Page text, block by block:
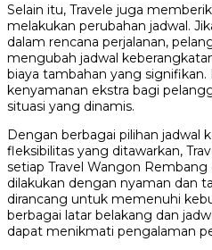
Selain itu, Travele juga
melakukan perubahan jadwal.
dalam rencana perjalanan,
mengubah jadwal
biaya tambahan yang
kenyamanan ekstra bagi
situasi yang dinamis.
Dengan berbagai pilihan jadwal
fleksibilitas yang ditawarkan,
setiap Travel Wangon Rembang
dilakukan dengan nyaman dan
dirancang untuk memenuhi
berbagai latar belakang dan
dapat menikmati pengalaman